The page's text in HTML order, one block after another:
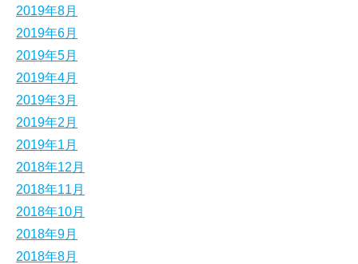
2019年8月
2019年6月
2019年5月
2019年4月
2019年3月
2019年2月
2019年1月
2018年12月
2018年11月
2018年10月
2018年9月
2018年8月